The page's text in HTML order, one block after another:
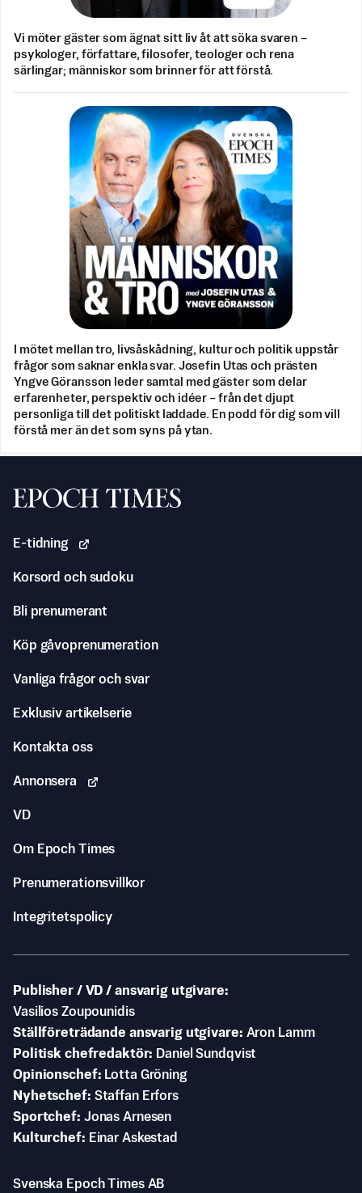
Vi möter gäster som ägnat sitt liv åt att söka svaren –
psykologer, författare, filosofer, teologer och rena
särlingar; människor som brinner för att förstå.
I mötet mellan tro, livsåskådning, kultur och politik uppstår
frågor som saknar enkla svar. Josefin Utas och prästen
Yngve Göransson leder samtal med gäster som delar
erfarenheter, perspektiv och idéer – från det djupt
personliga till det politiskt laddade. En podd för dig som vill
förstå mer än det som syns på ytan.
Svenska Epoch Times
E-tidning
Korsord och sudoku
Bli prenumerant
Köp gåvoprenumeration
Vanliga frågor och svar
Exklusiv artikelserie
Kontakta oss
Annonsera
VD
Om Epoch Times
Prenumerationsvillkor
Integritetspolicy
Publisher / VD / ansvarig utgivare
Vasilios Zoupounidis
Ställföreträdande ansvarig utgivare Aron Lamm
Politisk chefredaktör
Daniel Sundqvist
Opinionschef
Lotta Gröning
Nyhetschef Staffan Erfors
Sportchef Jonas Arnesen
Kulturchef
Einar Askestad
Svenska Epoch Times AB